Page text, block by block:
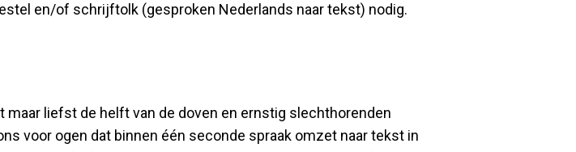
en/of schrijftolk (gesproken Nederlands naar tekst) nodig.
maar liefst de helft van de doven en ernstig slechthorenden
voor ogen dat binnen één seconde spraak omzet naar tekst in